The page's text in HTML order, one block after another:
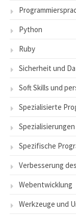
Python
Ruby
Sicherheit und
Soft Skills und
Spezialisierte
Spezifische
Verbesserung
Webentwicklung
Werkzeuge und